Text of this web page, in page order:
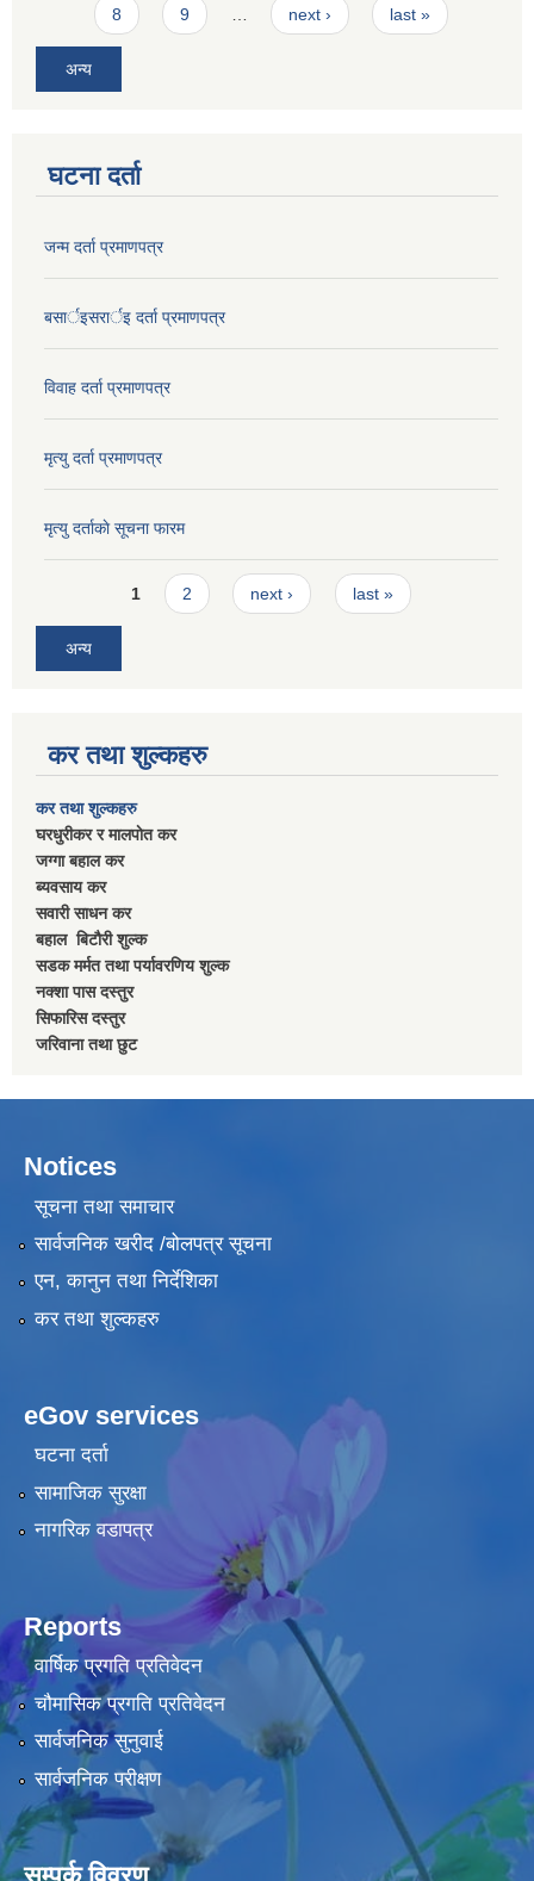
8 9 next › last »
अन्य
घटना दर्ता
जन्म दर्ता प्रमाणपत्र
बसार्इसरार्इ दर्ता प्रमाणपत्र
विवाह दर्ता प्रमाणपत्र
मृत्यु दर्ता प्रमाणपत्र
मृत्यु दर्ताकाे सूचना फारम
Pages1 2 next › last »
अन्य
कर तथा शुल्कहरु
कर तथा शुल्कहरु
घरधुरीकर र मालपाेत कर
जग्गा बहाल कर
ब्यवसाय कर
सवारी साधन कर
बहाल बिटाैरी शुल्क
सडक मर्मत तथा पर्यावरणिय शुल्क
नक्शा पास दस्तुर
सिफारिस दस्तुर
जरिवाना तथा छुट
Notices
सूचना तथा समाचार
सार्वजनिक खरीद /बोलपत्र सूचना
एन, कानुन तथा निर्देशिका
कर तथा शुल्कहरु
eGov services
घटना दर्ता
सामाजिक सुरक्षा
नागरिक वडापत्र
Reports
वार्षिक प्रगति प्रतिवेदन
चौमासिक प्रगति प्रतिवेदन
सार्वजनिक सुनुवाई
सार्वजनिक परीक्षण